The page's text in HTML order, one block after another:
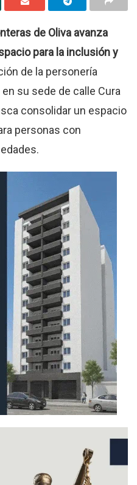
de Oliva avanza
para la inclusión y
de la personería
su sede de calle Cura
consolidar un espacio
personas con